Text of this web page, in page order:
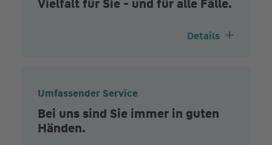
Vielfalt für Sie - und für alle Fälle.
Details
Umfassender Service
Bei uns sind Sie immer in guten
Händen.